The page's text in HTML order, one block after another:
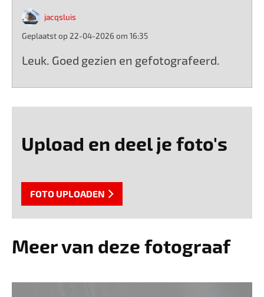
jacqsluis
Geplaatst op 22-04-2026 om 16:35
Leuk. Goed gezien en gefotografeerd.
Upload en deel je foto's
FOTO UPLOADEN
Meer van deze fotograaf